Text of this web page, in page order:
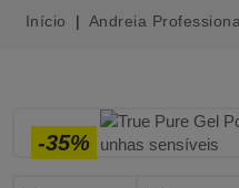
Início Andreia
-35%